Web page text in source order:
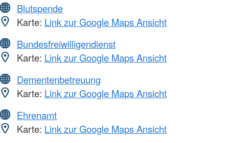
Blutspende
Karte: Link zur Google Maps Ansicht
Bundesfreiwilligendienst
Karte: Link zur Google Maps Ansicht
Dementenbetreuung
Karte: Link zur Google Maps Ansicht
Ehrenamt
Karte: Link zur Google Maps Ansicht